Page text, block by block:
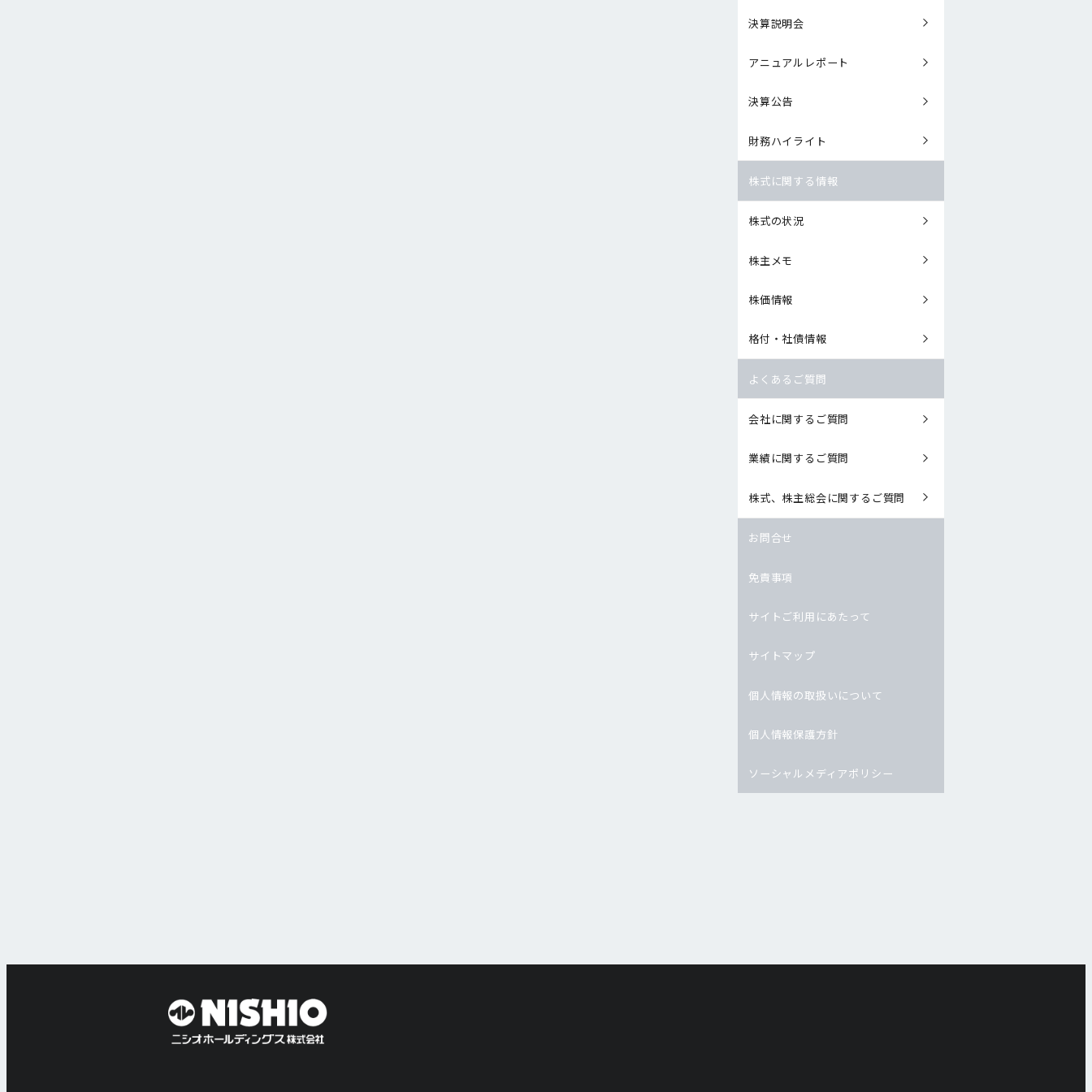
決算説明会
アニュアルレポート
決算公告
財務ハイライト
株式に関する情報
株式の状況
株主メモ
株価情報
格付・社債情報
よくあるご質問
会社に関するご質問
業績に関するご質問
株式、株主総会に関するご質問
お問合せ
免責事項
サイトご利用にあたって
サイトマップ
個人情報の取扱いについて
個人情報保護方針
ソーシャルメディアポリシー